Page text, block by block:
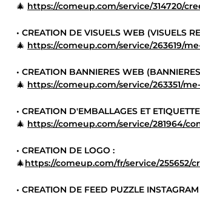
🎄 https://comeup.com/service/314720/
• CREATION DE VISUELS WEB (VISUELS
🎄 https://comeup.com/service/263619/
• CREATION BANNIERES WEB
🎄 https://comeup.com/service/263351/
• CREATION D'EMBALLAGES ET
🎄 https://comeup.com/service/281964/
• CREATION DE LOGO :
🎄https://comeup.com/fr/service/255652/
• CREATION DE FEED PUZZLE INSTAGRAM